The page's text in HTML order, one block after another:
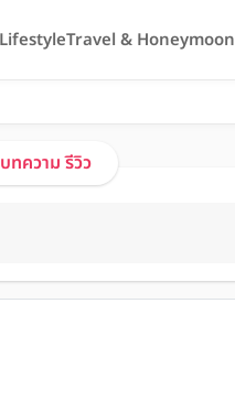
Travel & Honeymoon
บทความ รีวิว